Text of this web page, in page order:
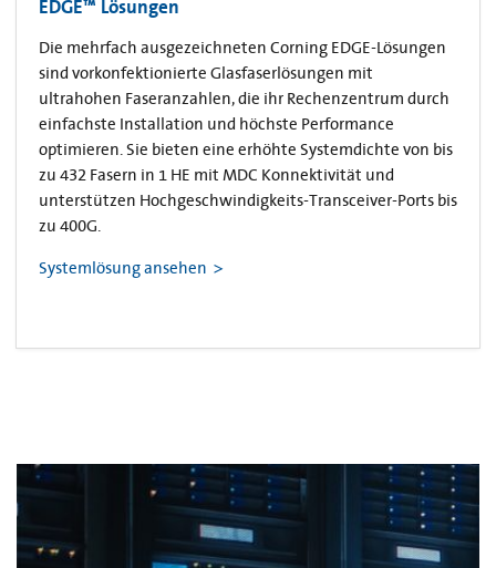
EDGE™ Lösungen
Die mehrfach ausgezeichneten Corning EDGE-Lösungen
sind vorkonfektionierte Glasfaserlösungen mit
ultrahohen Faseranzahlen, die ihr Rechenzentrum durch
einfachste Installation und höchste Performance
optimieren. Sie bieten eine erhöhte Systemdichte von bis
zu 432 Fasern in 1 HE mit MDC Konnektivität und
unterstützen Hochgeschwindigkeits-Transceiver-Ports bis
zu 400G.
Systemlösung ansehen